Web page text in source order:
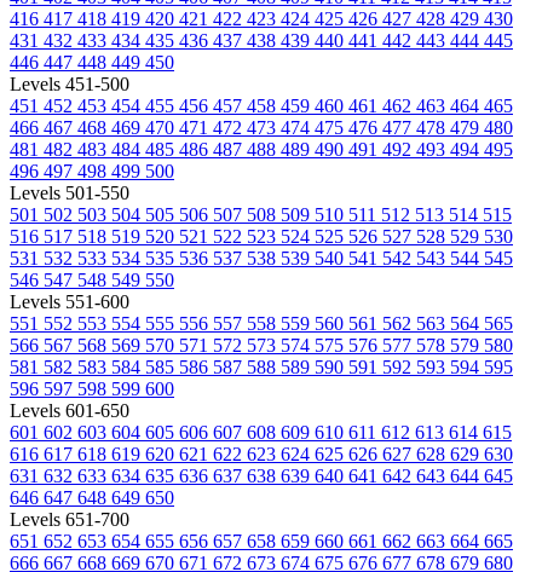
416 417 418 419 420 421 422 423 424 425 426 427 428 429 430
431 432 433 434 435 436 437 438 439 440 441 442 443 444 445
446 447 448 449 450
Levels 451-500
451 452 453 454 455 456 457 458 459 460 461 462 463 464 465
466 467 468 469 470 471 472 473 474 475 476 477 478 479 480
481 482 483 484 485 486 487 488 489 490 491 492 493 494 495
496 497 498 499 500
Levels 501-550
501 502 503 504 505 506 507 508 509 510 511 512 513 514 515
516 517 518 519 520 521 522 523 524 525 526 527 528 529 530
531 532 533 534 535 536 537 538 539 540 541 542 543 544 545
546 547 548 549 550
Levels 551-600
551 552 553 554 555 556 557 558 559 560 561 562 563 564 565
566 567 568 569 570 571 572 573 574 575 576 577 578 579 580
581 582 583 584 585 586 587 588 589 590 591 592 593 594 595
596 597 598 599 600
Levels 601-650
601 602 603 604 605 606 607 608 609 610 611 612 613 614 615
616 617 618 619 620 621 622 623 624 625 626 627 628 629 630
631 632 633 634 635 636 637 638 639 640 641 642 643 644 645
646 647 648 649 650
Levels 651-700
651 652 653 654 655 656 657 658 659 660 661 662 663 664 665
666 667 668 669 670 671 672 673 674 675 676 677 678 679 680